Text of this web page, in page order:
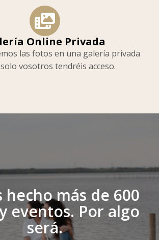
Online Privada
las fotos en una galería privada
vosotros tendréis acceso.
hecho más de 600
eventos. Por algo
será.